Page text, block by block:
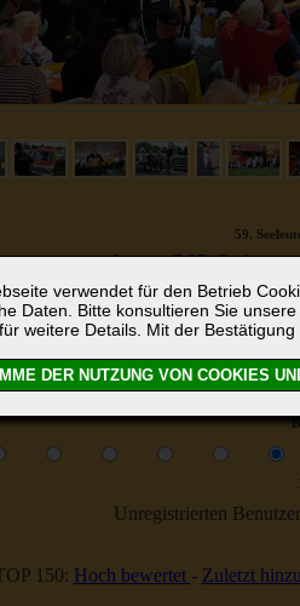
verwendet für den Betrieb
Daten. Bitte konsultieren Sie unsere
weitere Details. Mit der
59.
Letztes DSR-
Milkauer Schalmeien
21
Globus
Unregistrierten
150: Hoch bewertet - Zuletzt